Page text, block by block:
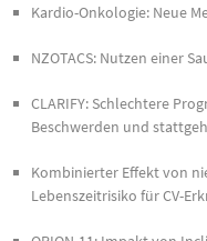
Kardio-Onkologie: Neue
NZOTACS: Nutzen einer
CLARIFY: Schlechtere
Beschwerden und
Kombinierter Effekt von
Lebenszeitrisiko für CV-